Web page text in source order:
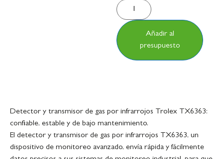
Añadir al
presupuesto
Detector y transmisor de gas por infrarrojos Trolex TX6363:
confiable, estable y de bajo mantenimiento.
El detector y transmisor de gas por infrarrojos TX6363, un
dispositivo de monitoreo avanzado, envía rápida y fácilmente